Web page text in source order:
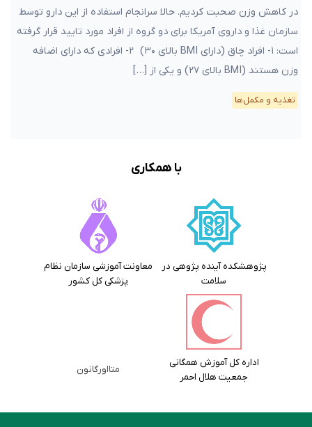
در کاهش وزن صحبت کردیم. حالا سرانجام استفاده از این دارو توسط
سازمان غذا و داروی آمریکا برای دو گروه از افراد مورد تایید قرار گرفته
است: ۱- افراد چاق (دارای BMI بالای ۳۰) ۲- افرادی که دارای اضافه
وزن هستند (BMI بالای ۲۷) و یکی از […]
تغذیه و مکمل‌ها
با همکاری
پژوهشکده آینده پژوهی در
سلامت
معاونت آموزشی سازمان نظام
پزشکی کل کشور
اداره کل آموزش همگانی
جمعیت هلال احمر
متااورگانون